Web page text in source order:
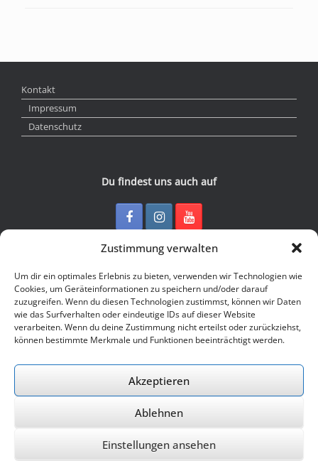
Zustimmung verwalten
Um dir ein optimales Erlebnis zu bieten, verwenden wir Technologien wie
Cookies, um Geräteinformationen zu speichern und/oder darauf
zuzugreifen. Wenn du diesen Technologien zustimmst, können wir Daten
wie das Surfverhalten oder eindeutige IDs auf dieser Website
verarbeiten. Wenn du deine Zustimmung nicht erteilst oder zurückziehst,
können bestimmte Merkmale und Funktionen beeinträchtigt werden.
Akzeptieren
Ablehnen
Einstellungen ansehen
Kontakt
Impressum
Datenschutz
Du findest uns auch auf
Kontakt
Junge Presse Niedersachsen e.V.
Rückertstraße 10
30169 Hannover
© 2026 Junge Presse Niedersachsen e.V.
Ein Theme vonSiteOrigin